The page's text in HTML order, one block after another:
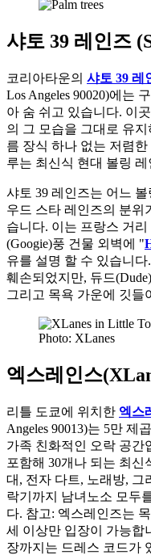
샤토 39 레인즈
코리아타운의 샤토 39 레
Los Angeles 90020)에는
아 숨 쉬고 있습니다. 이
의 그 모습을 그대로 유
름 장식 하나 없는 저렴
루는 최신식 현대 볼링
샤토 39 레인즈는 어느
우드 스타 레인즈의 분위
습니다. 이는 프랑스 거리
(Googie)풍 건물 외벽에 "
유를 설명 할 수 있습니
훼손되었지만, 듀드
그리고 목욕 가운에 깃들
Photo: XLanes
엑스레인스
리틀 도쿄에 위치한 엑스
Angeles 90013)는 5만 제
가족 친화적인 오락 공간
포함해 30개나 되는 최
대, 전자 다트, 노래방, 그
락기까지 남녀노소 모두
다. 참고: 엑스레인즈는
세 이상만 입장이 가능합
장까지는 드레스 코드가